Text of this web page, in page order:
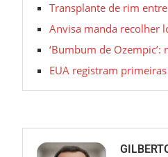
Transplante de rim
Anvisa manda recolher
‘Bumbum de
EUA registram